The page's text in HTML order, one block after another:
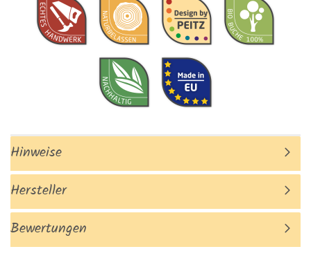
Hinweise
Hersteller
Bewertungen